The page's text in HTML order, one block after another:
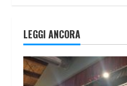
LEGGI ANCORA